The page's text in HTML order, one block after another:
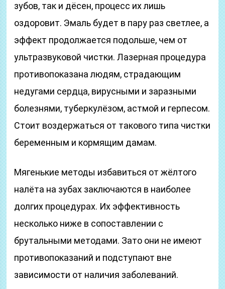
зубов, так и дёсен, процесс их лишь
оздоровит. Эмаль будет в пару раз светлее, а
эффект продолжается подольше, чем от
ультразвуковой чистки. Лазерная процедура
противопоказана людям, страдающим
недугами сердца, вирусными и заразными
болезнями, туберкулёзом, астмой и герпесом.
Стоит воздержаться от такового типа чистки
беременным и кормящим дамам.
Мягенькие методы избавиться от жёлтого
налёта на зубах заключаются в наиболее
долгих процедурах. Их эффективность
несколько ниже в сопоставлении с
брутальными методами. Зато они не имеют
противопоказаний и подступают вне
зависимости от наличия заболеваний.